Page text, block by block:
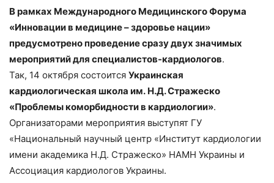
В рамках Международного Медицинского Форума
«Инновации в медицине – здоровье нации»
предусмотрено проведение сразу двух значимых
мероприятий для специалистов-кардиологов.
Так, 14 октября состоится Украинская
кардиологическая школа им. Н.Д. Стражеско
«Проблемы коморбидности в кардиологии».
Организаторами мероприятия выступят ГУ
«Национальный научный центр «Институт кардиологии
имени академика Н.Д. Стражеско» НАМН Украины и
Ассоциация кардиологов Украины.